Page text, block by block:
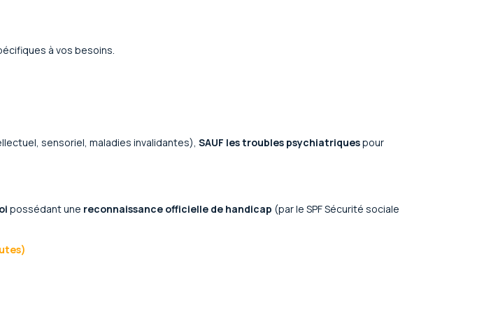
à vos besoins.
sensoriel, maladies invalidantes), SAUF les troubles psychiatriquespour
possédant une reconnaissance officielle de handicap (par le SPF Sécurité sociale